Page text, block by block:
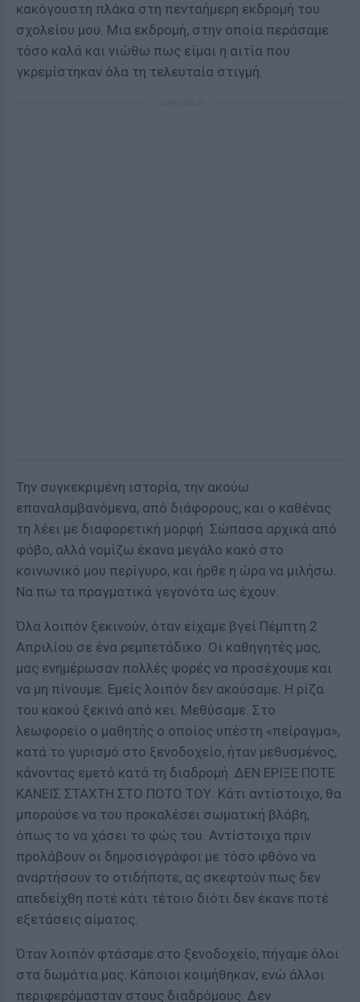
κακόγουστη πλάκα στη πενταήμερη εκδρομή του
σχολείου μου. Μια εκδρομή, στην οποία περάσαμε
τόσο καλά και νιώθω πως είμαι η αιτία που
γκρεμίστηκαν όλα τη τελευταία στιγμή.
Την συγκεκριμένη ιστορία, την ακούω
επαναλαμβανόμενα, από διάφορους, και ο καθένας
τη λέει με διαφορετική μορφή. Σώπασα αρχικά από
φόβο, αλλά νομίζω έκανα μεγάλο κακό στο
κοινωνικό μου περίγυρο, και ήρθε η ώρα να μιλήσω.
Να πω τα πραγματικά γεγονότα ως έχουν.
Όλα λοιπόν ξεκινούν, όταν είχαμε βγεί Πέμπτη 2
Απριλίου σε ένα ρεμπετάδικο. Οι καθηγητές μας,
μας ενημέρωσαν πολλές φορές να προσέχουμε και
να μη πίνουμε. Εμείς λοιπόν δεν ακούσαμε. Η ρίζα
του κακού ξεκινά από κει. Μεθύσαμε. Στο
λεωφορείο ο μαθητής ο οποίος υπέστη «πείραγμα»,
κατά το γυρισμό στο ξενοδοχείο, ήταν μεθυσμένος,
κάνοντας εμετό κατά τη διαδρομή. ΔΕΝ ΕΡΙΞΕ ΠΟΤΕ
ΚΑΝΕΙΣ ΣΤΑΧΤΗ ΣΤΟ ΠΟΤΟ ΤΟΥ. Κάτι αντίστοιχο, θα
μπορούσε να του προκαλέσει σωματική βλάβη,
όπως το να χάσει το φώς του. Αντίστοιχα πριν
προλάβουν οι δημοσιογράφοι με τόσο φθόνο να
αναρτήσουν το οτιδήποτε, ας σκεφτούν πως δεν
απεδείχθη ποτέ κάτι τέτοιο διότι δεν έκανε ποτέ
εξετάσεις αίματος.
Όταν λοιπόν φτάσαμε στο ξενοδοχείο, πήγαμε όλοι
στα δωμάτια μας. Κάποιοι κοιμήθηκαν, ενώ άλλοι
περιφερόμασταν στους διαδρόμους. Δεν